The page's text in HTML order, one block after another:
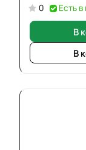
0 Есть
В
В